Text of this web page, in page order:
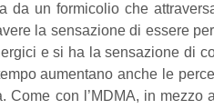
da un formicolio che
la sensazione di essere
e si ha la sensazione di
aumentano anche le
con l’MDMA, in mezzo